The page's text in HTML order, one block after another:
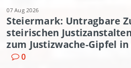
07 Aug 2026
Steiermark: Untragbare
steirischen
zum Justizwache-Gipfel
0